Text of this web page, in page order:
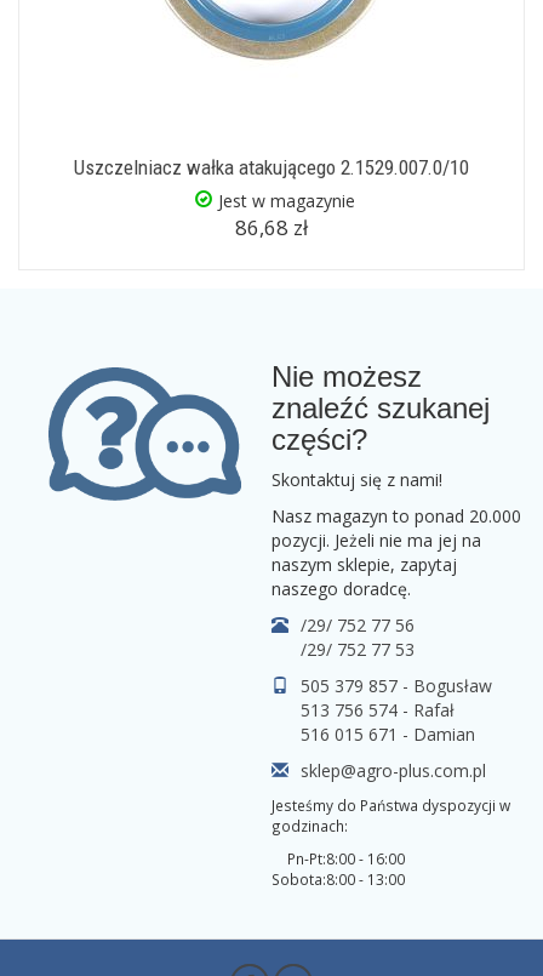
Uszczelniacz wałka atakującego 2.1529.007.0/10
Jest w magazynie
86,68 zł
Nie możesz
znaleźć szukanej
części?
Skontaktuj się z nami!
Nasz magazyn to ponad 20.000
pozycji. Jeżeli nie ma jej na
naszym sklepie, zapytaj
naszego doradcę.
/29/ 752 77 56
/29/ 752 77 53
505 379 857 - Bogusław
513 756 574 - Rafał
516 015 671 - Damian
sklep@agro-plus.com.pl
Jesteśmy do Państwa dyspozycji w
godzinach:
Pn-Pt:
Sobota:
8:00 - 16:00
8:00 - 13:00